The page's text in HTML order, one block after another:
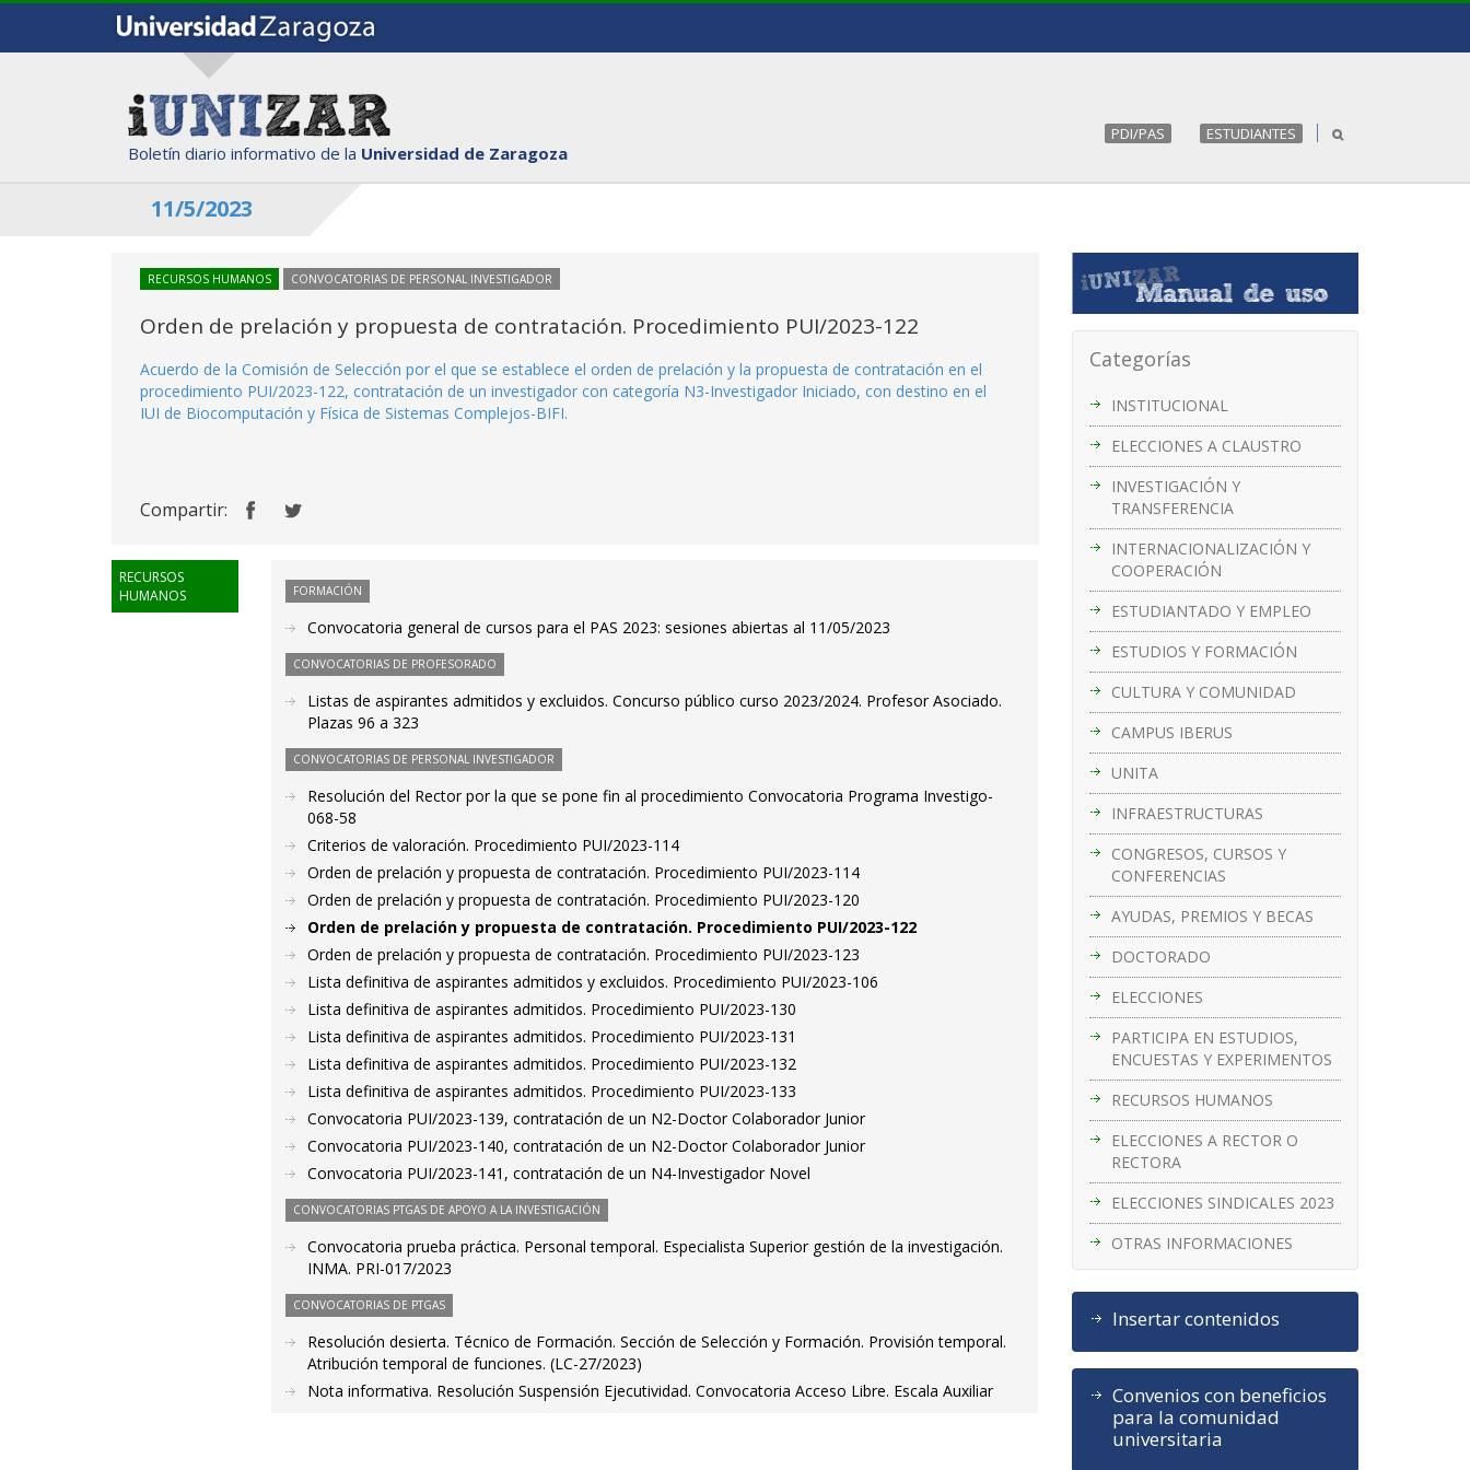
Boletín diario informativo de la Universidad de Zaragoza
PDI/PAS ESTUDIANTES
11/5/2023
Categorías
INSTITUCIONAL
ELECCIONES A CLAUSTRO
INVESTIGACIÓN Y
TRANSFERENCIA
INTERNACIONALIZACIÓN Y
COOPERACIÓN
ESTUDIANTADO Y EMPLEO
ESTUDIOS Y FORMACIÓN
CULTURA Y COMUNIDAD
CAMPUS IBERUS
UNITA
INFRAESTRUCTURAS
CONGRESOS, CURSOS Y
CONFERENCIAS
AYUDAS, PREMIOS Y BECAS
DOCTORADO
ELECCIONES
PARTICIPA EN ESTUDIOS,
ENCUESTAS Y EXPERIMENTOS
RECURSOS HUMANOS
ELECCIONES A RECTOR O
RECTORA
ELECCIONES SINDICALES 2023
OTRAS INFORMACIONES
Insertar contenidos
Convenios con beneficios
para la comunidad
universitaria
RECURSOS HUMANOS CONVOCATORIAS DE PERSONAL INVESTIGADOR
Orden de prelación y propuesta de contratación. Procedimiento PUI/2023-122
Acuerdo de la Comisión de Selección por el que se establece el orden de prelación y la propuesta de contratación en el
procedimiento PUI/2023-122, contratación de un investigador con categoría N3-Investigador Iniciado, con destino en el
IUI de Biocomputación y Física de Sistemas Complejos-BIFI.
Compartir:
RECURSOS
HUMANOS
FORMACIÓN
Convocatoria general de cursos para el PAS 2023: sesiones abiertas al 11/05/2023
CONVOCATORIAS DE PROFESORADO
Listas de aspirantes admitidos y excluidos. Concurso público curso 2023/2024. Profesor Asociado.
Plazas 96 a 323
CONVOCATORIAS DE PERSONAL INVESTIGADOR
Resolución del Rector por la que se pone fin al procedimiento Convocatoria Programa Investigo-
068-58
Criterios de valoración. Procedimiento PUI/2023-114
Orden de prelación y propuesta de contratación. Procedimiento PUI/2023-114
Orden de prelación y propuesta de contratación. Procedimiento PUI/2023-120
Orden de prelación y propuesta de contratación. Procedimiento PUI/2023-122
Orden de prelación y propuesta de contratación. Procedimiento PUI/2023-123
Lista definitiva de aspirantes admitidos y excluidos. Procedimiento PUI/2023-106
Lista definitiva de aspirantes admitidos. Procedimiento PUI/2023-130
Lista definitiva de aspirantes admitidos. Procedimiento PUI/2023-131
Lista definitiva de aspirantes admitidos. Procedimiento PUI/2023-132
Lista definitiva de aspirantes admitidos. Procedimiento PUI/2023-133
Convocatoria PUI/2023-139, contratación de un N2-Doctor Colaborador Junior
Convocatoria PUI/2023-140, contratación de un N2-Doctor Colaborador Junior
Convocatoria PUI/2023-141, contratación de un N4-Investigador Novel
CONVOCATORIAS PTGAS DE APOYO A LA INVESTIGACIÓN
Convocatoria prueba práctica. Personal temporal. Especialista Superior gestión de la investigación.
INMA. PRI-017/2023
CONVOCATORIAS DE PTGAS
Resolución desierta. Técnico de Formación. Sección de Selección y Formación. Provisión temporal.
Atribución temporal de funciones. (LC-27/2023)
Nota informativa. Resolución Suspensión Ejecutividad. Convocatoria Acceso Libre. Escala Auxiliar